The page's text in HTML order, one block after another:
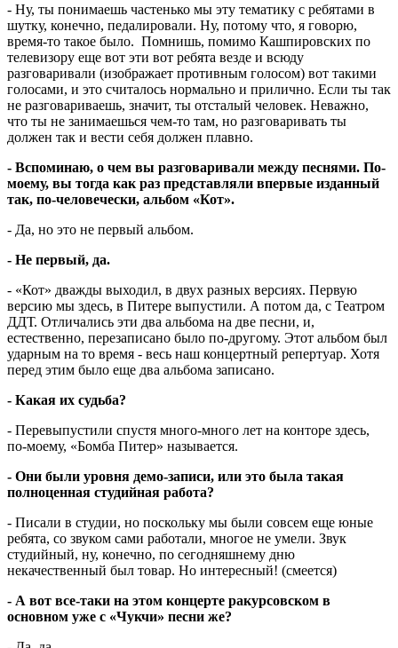
- Ну, ты понимаешь частенько мы эту тематику с ребятами в
шутку, конечно, педалировали. Ну, потому что, я говорю,
время-то такое было. Помнишь, помимо Кашпировских по
телевизору еще вот эти вот ребята везде и всюду
разговаривали (изображает противным голосом) вот такими
голосами, и это считалось нормально и прилично. Если ты так
не разговариваешь, значит, ты отсталый человек. Неважно,
что ты не занимаешься чем-то там, но разговаривать ты
должен так и вести себя должен плавно.
- Вспоминаю, о чем вы разговаривали между песнями. По-
моему, вы тогда как раз представляли впервые изданный
так, по-человечески, альбом «Кот».
- Да, но это не первый альбом.
- Не первый, да.
- «Кот» дважды выходил, в двух разных версиях. Первую
версию мы здесь, в Питере выпустили. А потом да, с Театром
ДДТ. Отличались эти два альбома на две песни, и,
естественно, перезаписано было по-другому. Этот альбом был
ударным на то время - весь наш концертный репертуар. Хотя
перед этим было еще два альбома записано.
- Какая их судьба?
- Перевыпустили спустя много-много лет на конторе здесь,
по-моему, «Бомба Питер» называется.
- Они были уровня демо-записи, или это была такая
полноценная студийная работа?
- Писали в студии, но поскольку мы были совсем еще юные
ребята, со звуком сами работали, многое не умели. Звук
студийный, ну, конечно, по сегодняшнему дню
некачественный был товар. Но интересный! (смеется)
- А вот все-таки на этом концерте ракурсовском в
основном уже с «Чукчи» песни же?